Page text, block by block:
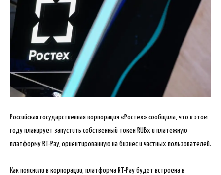
Российская государственная корпорация «Ростех» сообщила, что в этом
году планирует запустить собственный токен RUBx и платежную
платформу RT-Pay, ориентированную на бизнес и частных пользователей.
Как пояснили в корпорации, платформа RT-Pay будет встроена в